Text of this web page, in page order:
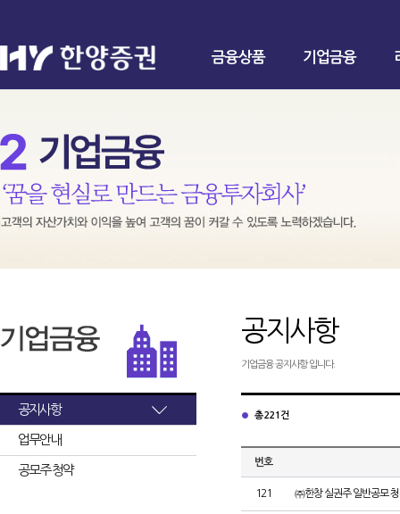
금융상품 기업금융
공지사항
업무안내
공모주 청약
공지사항
기업금융 공지사항 입니다.
총 221건
번호
121 ㈜한창 실권주 일반공모